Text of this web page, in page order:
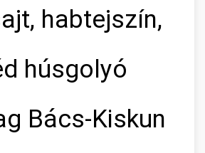
habtejszín,
húsgolyó
Bács-Kiskun